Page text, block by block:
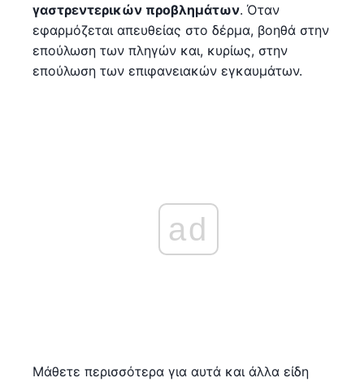
γαστρεντερικών προβλημάτων. Όταν
εφαρμόζεται απευθείας στο δέρμα, βοηθά στην
επούλωση των πληγών και, κυρίως, στην
επούλωση των επιφανειακών εγκαυμάτων.
ad
Μάθετε περισσότερα για αυτά και άλλα είδη